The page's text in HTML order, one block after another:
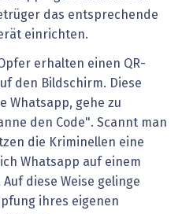
das entsprechende
einrichten.
erhalten einen QR-
den Bildschirm. Diese
Whatsapp, gehe zu
den Code". Scannt man
die Kriminellen eine
Whatsapp auf einem
diese Weise gelinge
ihres eigenen